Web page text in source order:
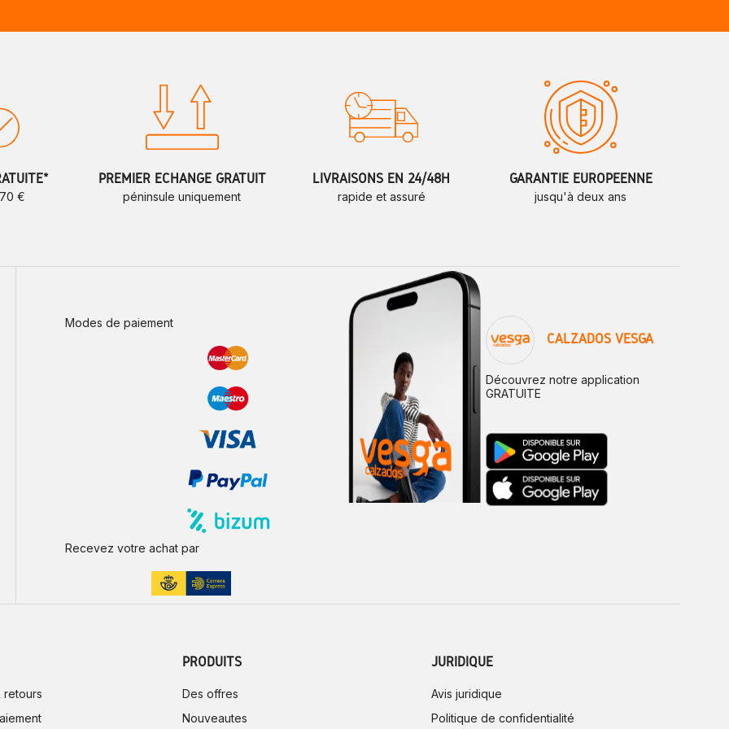
€
PREMIER ÉCHANGE GRATUIT
péninsule uniquement
LIVRAISONS EN 24/48H
rapide et assuré
GARANTIE EUROPÉENNE
jusqu'à deux ans
Modes de paiement
Recevez votre achat par
CALZADOS VESGA
Découvrez notre application
GRATUITE
retours
PRODUITS
Des offres
Nouveautes
JURIDIQUE
Avis juridique
Politique de confidentialité